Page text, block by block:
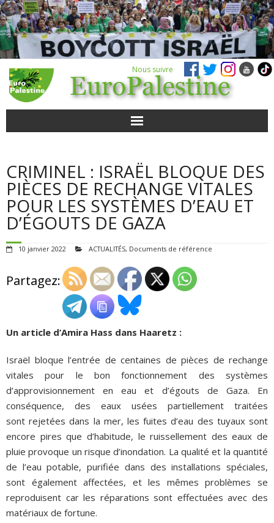
Nous suivre
POUR AGIR
AGENDA
QUI SOMMES-NOUS ?
ADHÉSIONS, DONS, CONTACT
CRIMINEL : ISRAËL BLOQUE DES
PIÈCES DE RECHANGE VITALES
POUR LES SYSTÈMES D’EAU ET
D’ÉGOUTS DE GAZA
10 janvier 2022 ACTUALITÉS, Documents de référence
Partagez:
Un article d’Amira Hass dans Haaretz :
Israël bloque l’entrée de centaines de pièces de rechange
vitales pour le bon fonctionnement des systèmes
d’approvisionnement en eau et d’égouts de Gaza. En
conséquence, des eaux usées partiellement traitées
sont rejetées dans la mer, les fuites d’eau des tuyaux sont
encore pires que d’habitude, le ruissellement des eaux de
pluie provoque un risque d’inondation. La qualité et la quantité
de l’eau potable, purifiée dans des installations spéciales,
sont également affectées, et les mêmes problèmes se
reproduisent car les réparations sont effectuées avec des
matériaux de fortune.